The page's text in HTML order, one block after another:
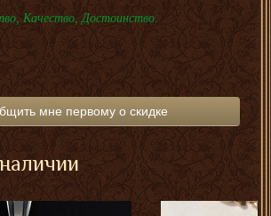
Качество, Достоинство.
мне первому о скидке